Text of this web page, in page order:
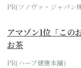
PR(ソノヴァ・ジャパン
アマゾン1位「この
お茶
PR(ハーブ健康本舗)